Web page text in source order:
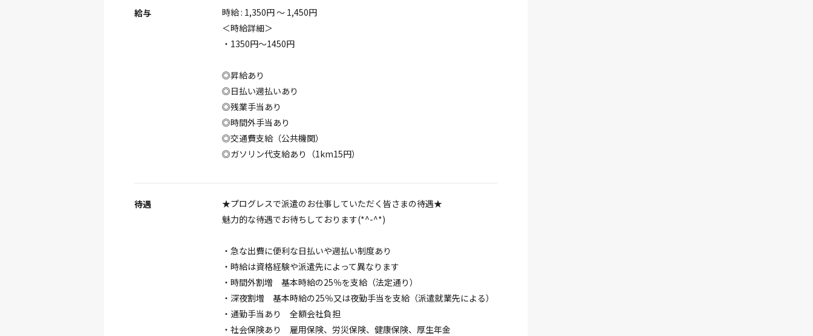
給与
時給 : 1,350円 ～ 1,450円
＜時給詳細＞
・1350円～1450円
◎昇給あり
◎日払い週払いあり
◎残業手当あり
◎時間外手当あり
◎交通費支給（公共機関）
◎ガソリン代支給あり（1km15円）
待遇
★プログレスで派遣のお仕事していただく皆さまの待遇★
魅力的な待遇でお待ちしております(*^-^*)
・急な出費に便利な日払いや週払い制度あり
・時給は資格経験や派遣先によって異なります
・時間外割増 基本時給の25％を支給（法定通り）
・深夜割増 基本時給の25％又は夜勤手当を支給（派遣就業先による）
・通勤手当あり 全額会社負担
・社会保険あり 雇用保険、労災保険、健康保険、厚生年金